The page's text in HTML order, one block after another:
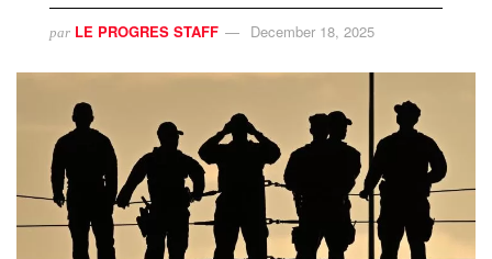
par LE PROGRES STAFF December 18, 2025